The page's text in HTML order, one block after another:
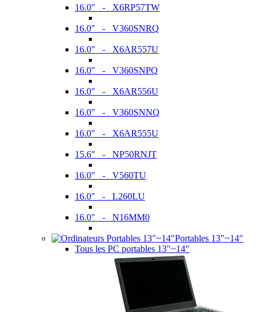
16.0" - X6RP57TW
16.0" - V360SNRQ
16.0" - X6AR557U
16.0" - V360SNPQ
16.0" - X6AR556U
16.0" - V360SNNQ
16.0" - X6AR555U
15.6" - NP50RNJT
16.0" - V560TU
16.0" - L260LU
16.0" - N16MM0
Portables 13"~14"
Tous les PC portables 13"~14"